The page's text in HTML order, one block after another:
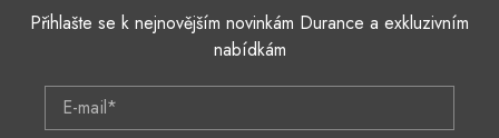
Přihlašte se k nejnovějším novinkám Durance a exkluzivním
nabídkám
E-mail*